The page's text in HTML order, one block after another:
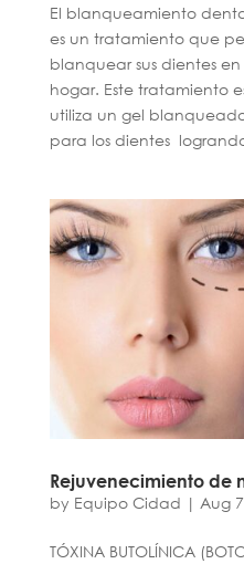
El blanqueamiento
es un tratamiento que
blanquear sus dientes
hogar. Este tratamiento
utiliza un gel
para los dientes
Rejuvenecimiento de
by Equipo Cidad | Aug
TÓXINA BUTOLÍNICA